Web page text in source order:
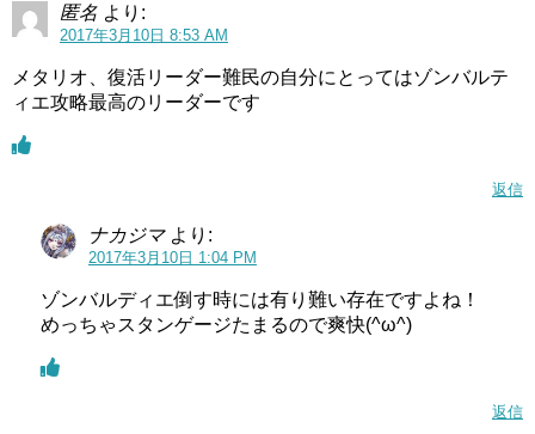
匿名 より:
2017年3月10日 8:53 AM
メタリオ、復活リーダー難民の自分にとってはゾンバルテ
ィエ攻略最高のリーダーです
返信
ナカジマ より:
2017年3月10日 1:04 PM
ゾンバルディエ倒す時には有り難い存在ですよね！
めっちゃスタンゲージたまるので爽快(^ω^)
返信